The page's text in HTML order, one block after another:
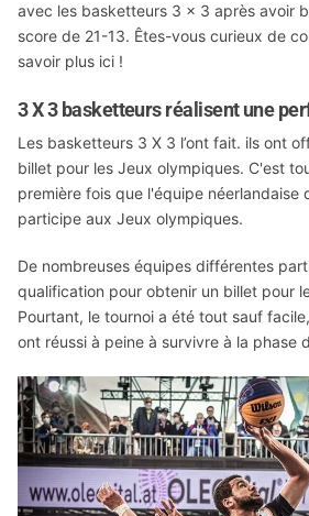
avec les basketteurs 3 x 3 après avoir
score de 21-13. Êtes-vous curieux de
savoir plus ici !
3 X 3 basketteurs réalisent une
Les basketteurs 3 X 3 l’ont fait. ils ont
billet pour les Jeux olympiques. C'est
première fois que l'équipe néerlandaise
participe aux Jeux olympiques.
De nombreuses équipes différentes
qualification pour obtenir un billet pour
Pourtant, le tournoi a été tout sauf
ont réussi à peine à survivre à la phase